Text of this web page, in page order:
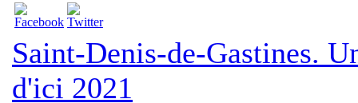
Saint-Denis-de-Gastines.
d'ici 2021